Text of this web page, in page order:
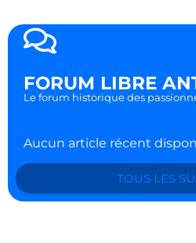
FORUM LIBRE
Le forum historique des
Aucun article récent
TOUS LES